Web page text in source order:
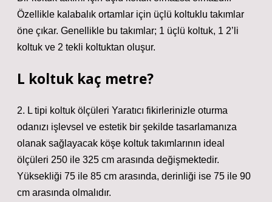
Özellikle kalabalık ortamlar için üçlü koltuklu takımlar
öne çıkar. Genellikle bu takımlar; 1 üçlü koltuk, 1 2’li
koltuk ve 2 tekli koltuktan oluşur.
L koltuk kaç metre?
2. L tipi koltuk ölçüleri Yaratıcı fikirlerinizle oturma
odanızı işlevsel ve estetik bir şekilde tasarlamanıza
olanak sağlayacak köşe koltuk takımlarının ideal
ölçüleri 250 ile 325 cm arasında değişmektedir.
Yüksekliği 75 ile 85 cm arasında, derinliği ise 75 ile 90
cm arasında olmalıdır.